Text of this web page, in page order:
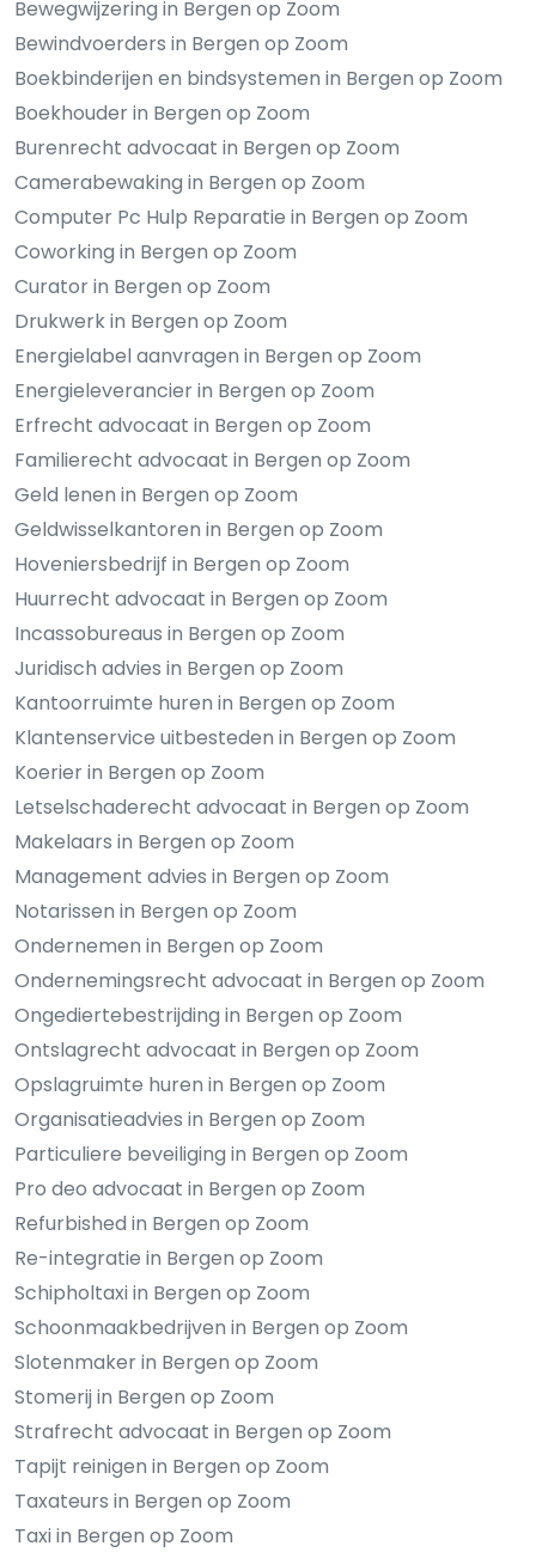
Bewegwijzering in Bergen op Zoom
Bewindvoerders in Bergen op Zoom
Boekbinderijen en bindsystemen in Bergen op Zoom
Boekhouder in Bergen op Zoom
Burenrecht advocaat in Bergen op Zoom
Camerabewaking in Bergen op Zoom
Computer Pc Hulp Reparatie in Bergen op Zoom
Coworking in Bergen op Zoom
Curator in Bergen op Zoom
Drukwerk in Bergen op Zoom
Energielabel aanvragen in Bergen op Zoom
Energieleverancier in Bergen op Zoom
Erfrecht advocaat in Bergen op Zoom
Familierecht advocaat in Bergen op Zoom
Geld lenen in Bergen op Zoom
Geldwisselkantoren in Bergen op Zoom
Hoveniersbedrijf in Bergen op Zoom
Huurrecht advocaat in Bergen op Zoom
Incassobureaus in Bergen op Zoom
Juridisch advies in Bergen op Zoom
Kantoorruimte huren in Bergen op Zoom
Klantenservice uitbesteden in Bergen op Zoom
Koerier in Bergen op Zoom
Letselschaderecht advocaat in Bergen op Zoom
Makelaars in Bergen op Zoom
Management advies in Bergen op Zoom
Notarissen in Bergen op Zoom
Ondernemen in Bergen op Zoom
Ondernemingsrecht advocaat in Bergen op Zoom
Ongediertebestrijding in Bergen op Zoom
Ontslagrecht advocaat in Bergen op Zoom
Opslagruimte huren in Bergen op Zoom
Organisatieadvies in Bergen op Zoom
Particuliere beveiliging in Bergen op Zoom
Pro deo advocaat in Bergen op Zoom
Refurbished in Bergen op Zoom
Re-integratie in Bergen op Zoom
Schipholtaxi in Bergen op Zoom
Schoonmaakbedrijven in Bergen op Zoom
Slotenmaker in Bergen op Zoom
Stomerij in Bergen op Zoom
Strafrecht advocaat in Bergen op Zoom
Tapijt reinigen in Bergen op Zoom
Taxateurs in Bergen op Zoom
Taxi in Bergen op Zoom